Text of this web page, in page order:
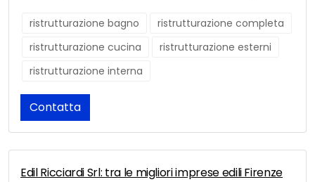
ristrutturazione bagno
ristrutturazione completa
ristrutturazione cucina
ristrutturazione esterni
ristrutturazione interna
Contatta
Edil Ricciardi Srl: tra le migliori imprese edili Firenze